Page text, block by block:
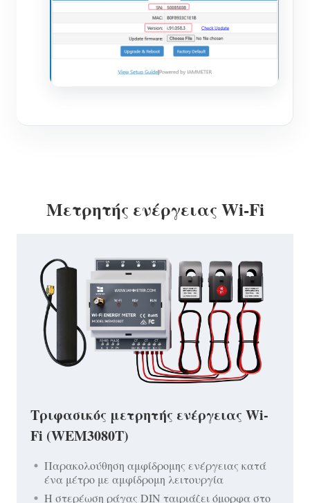
Μετρητής ενέργειας Wi-Fi
Τριφασικός μετρητής ενέργειας Wi-
Fi (WEM3080T)
Παρακολούθηση αμφίδρομης ενέργειας κατά
ένα μέτρο με αμφίδρομη λειτουργία
Η στερέωση ράγας DIN ταιριάζει όμορφα στο